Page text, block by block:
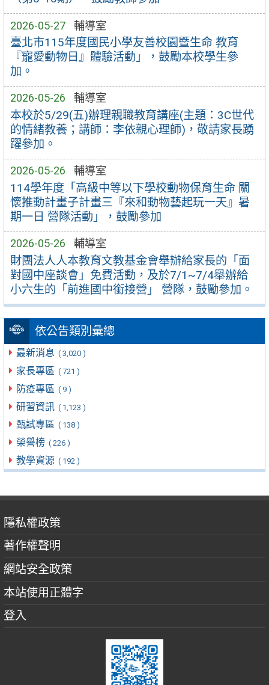
2026-05-27 輔導室
臺北市115年度國民小學友善校園暨生命 教育
『寵愛動物日』體驗活動」，鼓勵本校學生參
加。
2026-05-26 輔導室
本校於5/29(五)辦理親職教育講座(主題：3C世代
的情緒教養；講師：李依親心理師)，敬請家長踴
躍參加。
2026-05-26 輔導室
114學年度「高級中等以下學校動物保育生命 關
懷推動計畫子計畫三『來和動物藝起玩一天』暑
期一日 營隊活動」，鼓勵參加
2026-05-26 輔導室
財團法人人本教育文教基金會舉辦給家長的「面
對國中座談會」免費活動，及於7/1~7/4舉辦給
小六生的「前進國中銜接營」 營隊，鼓勵參加。
依公告類別彙總
最新消息 ( 3,020 )
家長專區 ( 721 )
防疫專區 ( 9 )
研習資訊 ( 1,123 )
甄試專區 ( 138 )
榮譽榜 ( 226 )
教學資源 ( 192 )
隱私權政策
著作權聲明
網站安全政策
本站使用正體字
登入